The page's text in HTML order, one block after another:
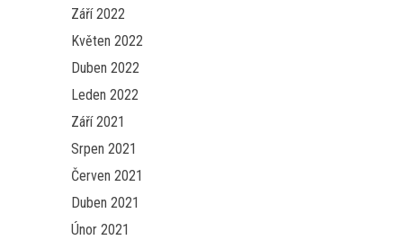
Září 2022
Květen 2022
Duben 2022
Leden 2022
Září 2021
Srpen 2021
Červen 2021
Duben 2021
Únor 2021